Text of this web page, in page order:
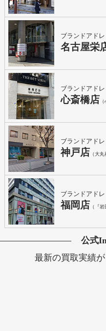
ブランドアドレ
名古屋栄
ブランドアドレ
心斎橋店
ブランドアドレ
神戸店 （大
ブランドアドレ
福岡店 （『
公式
最新の買取実績が